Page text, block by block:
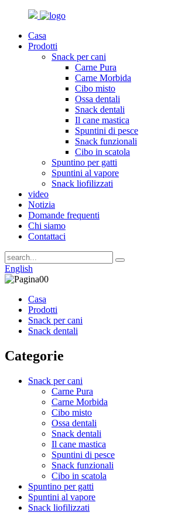
Casa
Prodotti
Snack per cani
Carne Pura
Carne Morbida
Cibo misto
Ossa dentali
Snack dentali
Il cane mastica
Spuntini di pesce
Snack funzionali
Cibo in scatola
Spuntino per gatti
Spuntini al vapore
Snack liofilizzati
video
Notizia
Domande frequenti
Chi siamo
Contattaci
English
Casa
Prodotti
Snack per cani
Snack dentali
Categorie
Snack per cani
Carne Pura
Carne Morbida
Cibo misto
Ossa dentali
Snack dentali
Il cane mastica
Spuntini di pesce
Snack funzionali
Cibo in scatola
Spuntino per gatti
Spuntini al vapore
Snack liofilizzati